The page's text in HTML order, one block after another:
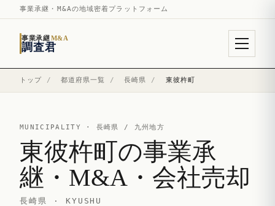
事業承継・M&Aの地域密着プラットフォーム
事業承継M&A
調査君
トップ / 都道府県一覧 / 長崎県 / 東彼杵町
MUNICIPALITY · 長崎県 / 九州地方
東彼杵町の事業承
継・M&A・会社売却
長崎県 · KYUSHU